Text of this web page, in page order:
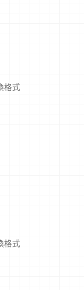
格式
格式